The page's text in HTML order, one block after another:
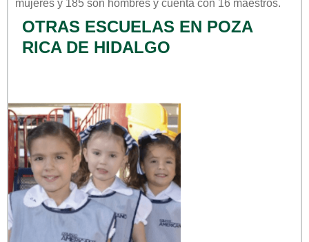
mujeres y 185 son hombres y cuenta con 16 maestros.
OTRAS ESCUELAS EN POZA
RICA DE HIDALGO